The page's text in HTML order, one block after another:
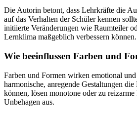
Die Autorin betont, dass Lehrkräfte die
auf das Verhalten der Schüler kennen
initiierte Veränderungen wie Raumteiler
Lernklima maßgeblich verbessern können.
Wie beeinflussen Farben und
Farben und Formen wirken emotional
harmonische, anregende Gestaltungen
können, lösen monotone oder zu reizarme
Unbehagen aus.